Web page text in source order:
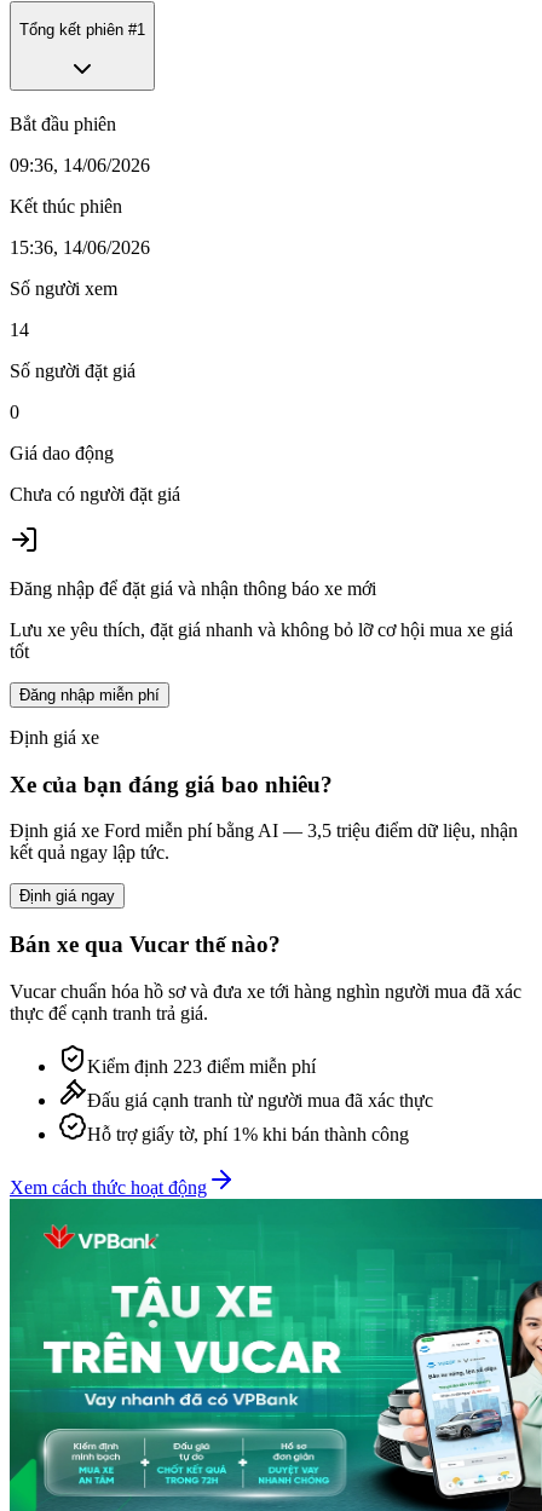
Tổng kết phiên #1
Bắt đầu phiên
09:36, 14/06/2026
Kết thúc phiên
15:36, 14/06/2026
Số người xem
14
Số người đặt giá
0
Giá dao động
Chưa có người đặt giá
Đăng nhập để đặt giá và nhận thông báo xe mới
Lưu xe yêu thích, đặt giá nhanh và không bỏ lỡ cơ hội mua xe giá
tốt
Đăng nhập miễn phí
Định giá xe
Xe của bạn đáng giá bao nhiêu?
Định giá xe Ford miễn phí bằng AI — 3,5 triệu điểm dữ liệu, nhận
kết quả ngay lập tức.
Định giá ngay
Bán xe qua Vucar thế nào?
Vucar chuẩn hóa hồ sơ và đưa xe tới hàng nghìn người mua đã xác
thực để cạnh tranh trả giá.
Kiểm định 223 điểm miễn phí
Đấu giá cạnh tranh từ người mua đã xác thực
Hỗ trợ giấy tờ, phí 1% khi bán thành công
Xem cách thức hoạt động